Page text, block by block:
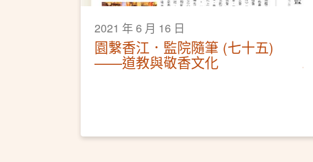
2021 年 6 月 16 日
園繫香江．監院隨筆 (七十五)
——道教與敬香文化